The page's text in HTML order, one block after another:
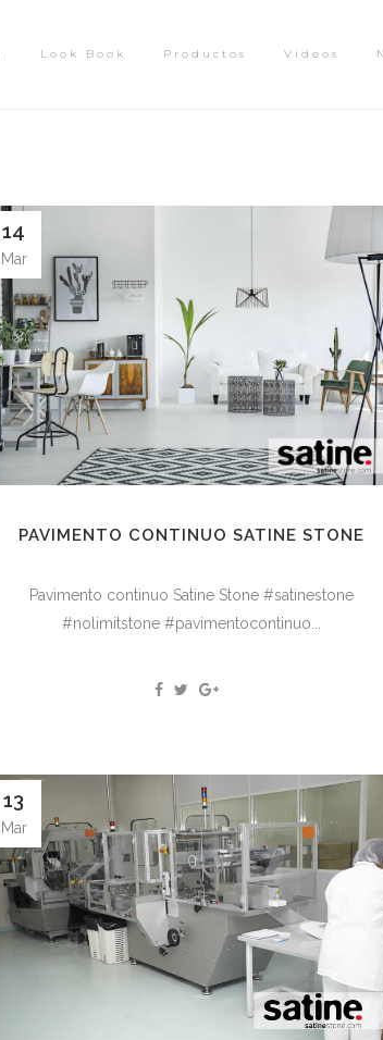
Look Book Productos Videos
14
Mar
PAVIMENTO CONTINUO SATINE STONE
Pavimento continuo Satine Stone #satinestone
#nolimitstone #pavimentocontinuo...
13
Mar